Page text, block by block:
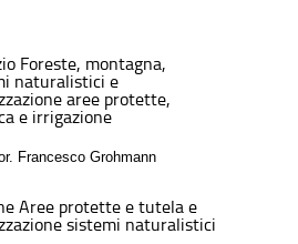
Foreste, montagna,
naturalistici e
aree protette,
e irrigazione
Francesco Grohmann
Aree protette e tutela e
sistemi naturalistici